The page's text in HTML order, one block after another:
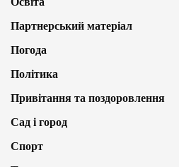
Партнерський матеріал
Погода
Політика
Привітання та поздоровлення
Сад і город
Спорт